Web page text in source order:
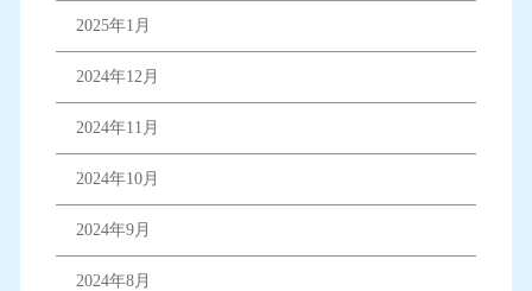
2025年1月
2024年12月
2024年11月
2024年10月
2024年9月
2024年8月